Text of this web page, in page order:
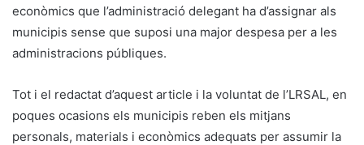
econòmics que l’administració delegant ha d’assignar als
municipis sense que suposi una major despesa per a les
administracions públiques.
Tot i el redactat d’aquest article i la voluntat de l’LRSAL, en
poques ocasions els municipis reben els mitjans
personals, materials i econòmics adequats per assumir la